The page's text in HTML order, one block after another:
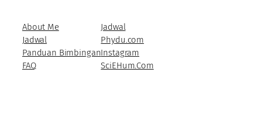
About Me
Jadwal
Panduan Bimbingan
FAQ
Jadwal
Phydu.com
Instagram
SciEHum.Com